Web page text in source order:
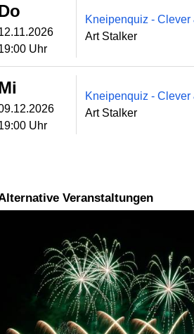
Uhr
Kneipenquiz - Clever
Art Stalker
Uhr
Kneipenquiz - Clever
Art Stalker
Alternative Veranstaltungen